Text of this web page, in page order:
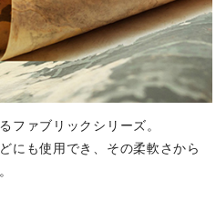
ファブリックシリーズ。
にも使用でき、その柔軟さから